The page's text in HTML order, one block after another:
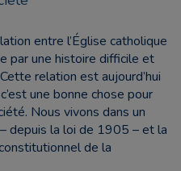
entre l’Église catholique
par une histoire difficile et
relation est aujourd’hui
une bonne chose pour
Nous vivons dans un
depuis la loi de 1905 – et la
de la